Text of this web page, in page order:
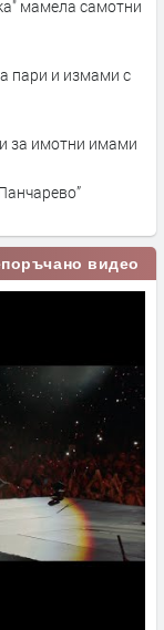
мамела самотни
пари и измами с
за имотни имами
видео